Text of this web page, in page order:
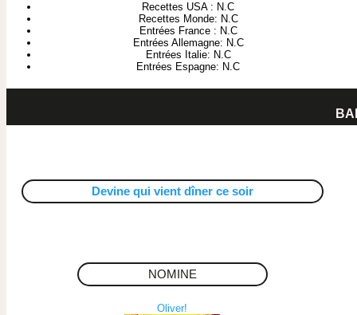
Recettes USA : N.C
Recettes Monde: N.C
Entrées France : N.C
Entrées Allemagne: N.C
Entrées Italie: N.C
Entrées Espagne: N.C
Devine qui vient dîner ce soir
NOMINE
Oliver!